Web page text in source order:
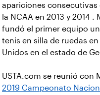
apariciones consecutivas
la NCAA en 2013 y 2014
fundó el primer equipo
tenis en silla de ruedas
Unidos en el estado de
USTA.com se reunió con
2019 Campeonato